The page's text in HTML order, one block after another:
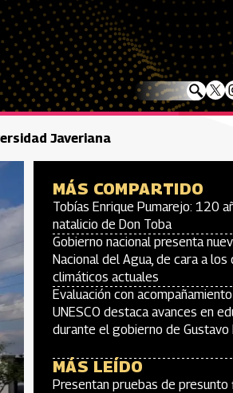
Javeriana
MÁS COMPARTIDO
Tobías Enrique Pumarejo: 120
natalicio de Don Toba
Gobierno nacional presenta
Nacional del Agua, de cara a los
climáticos actuales
Evaluación con
UNESCO destaca avances en
durante el gobierno de Gustavo
MÁS LEÍDO
Presentan pruebas de presunto